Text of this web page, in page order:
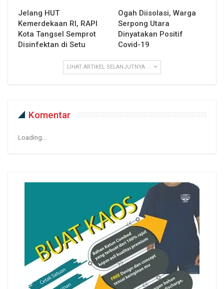
Jelang HUT
Kemerdekaan RI, RAPI
Kota Tangsel Semprot
Disinfektan di Setu
Ogah Diisolasi, Warga
Serpong Utara
Dinyatakan Positif
Covid-19
LIHAT ARTIKEL SELANJUTNYA ...
Komentar
Loading...